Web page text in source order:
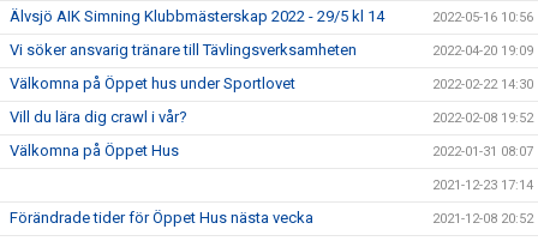
Älvsjö AIK Simning Klubbmästerskap 2022 - 29/5 kl 14 2022-05-16 10:56
Vi söker ansvarig tränare till Tävlingsverksamheten 2022-04-20 19:09
Välkomna på Öppet hus under Sportlovet 2022-02-22 14:30
Vill du lära dig crawl i vår? 2022-02-08 19:52
Välkomna på Öppet Hus 2022-01-31 08:07
2021-12-23 17:14
Förändrade tider för Öppet Hus nästa vecka 2021-12-08 20:52